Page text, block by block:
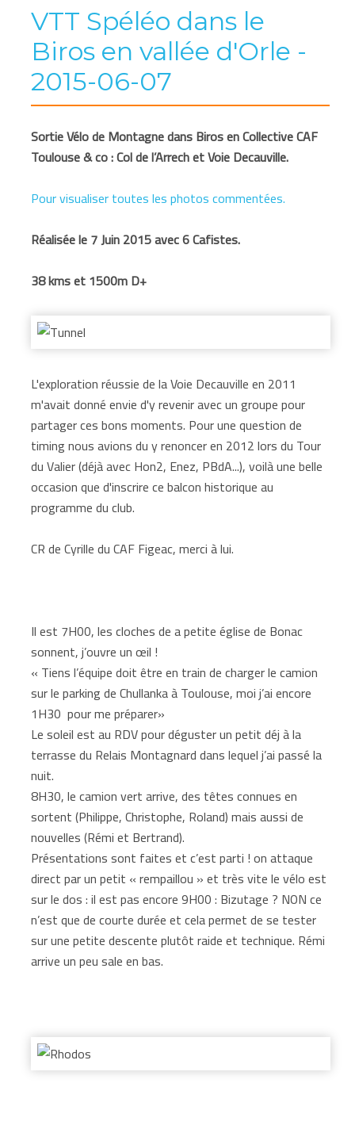
VTT Spéléo dans le
Biros en vallée d'Orle -
2015-06-07
Sortie Vélo de Montagne dans Biros en Collective CAF
Toulouse & co : Col de l’Arrech et Voie Decauville.
Pour visualiser toutes les photos commentées.
Réalisée le 7 Juin 2015 avec 6 Cafistes.
38 kms et 1500m D+
L'exploration réussie de la Voie Decauville en 2011
m'avait donné envie d'y revenir avec un groupe pour
partager ces bons moments. Pour une question de
timing nous avions du y renoncer en 2012 lors du Tour
du Valier (déjà avec Hon2, Enez, PBdA...), voilà une belle
occasion que d'inscrire ce balcon historique au
programme du club.
CR de Cyrille du CAF Figeac, merci à lui.
Il est 7H00, les cloches de a petite église de Bonac
sonnent, j’ouvre un œil !
« Tiens l’équipe doit être en train de charger le camion
sur le parking de Chullanka à Toulouse, moi j’ai encore
1H30 pour me préparer»
Le soleil est au RDV pour déguster un petit déj à la
terrasse du Relais Montagnard dans lequel j’ai passé la
nuit.
8H30, le camion vert arrive, des têtes connues en
sortent (Philippe, Christophe, Roland) mais aussi de
nouvelles (Rémi et Bertrand).
Présentations sont faites et c’est parti ! on attaque
direct par un petit « rempaillou » et très vite le vélo est
sur le dos : il est pas encore 9H00 : Bizutage ? NON ce
n’est que de courte durée et cela permet de se tester
sur une petite descente plutôt raide et technique. Rémi
arrive un peu sale en bas.